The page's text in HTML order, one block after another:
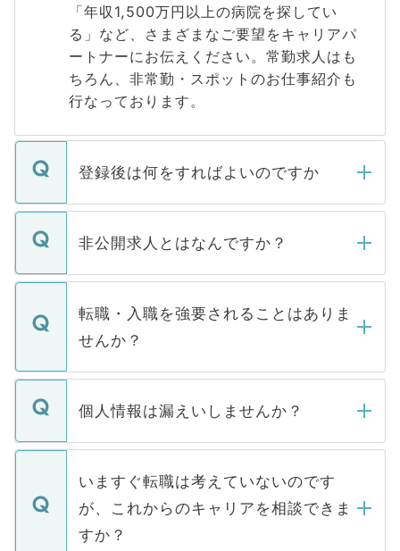
「年収1,500万円以上の病院を探してい
る」など、さまざまなご要望をキャリアパ
ートナーにお伝えください。常勤求人はも
ちろん、非常勤・スポットのお仕事紹介も
行なっております。
登録後は何をすればよいのですか
ご登録いただきましたら、弊社担当者がご
登録内容を確認し、その後メールもしくは
ます。通常、5営業日以内にはご連絡をせて
いただきますので、しばらくお待ちくださ
非公開求人とはなんですか？
マイナビDOCTORで取り扱っている求人の
うち約3割は、Webサイトからご覧いただ
けない「非公開求人」です。非公開求人は
下記の理由によって、一般には公開してい
ません。
■応募殺到を避けるため 人気のある医療機
関を公にしてしまうと、応募が殺到する場
に、医療機関が求める条件に合った人材の
みを人材紹介会社に依頼するケースが増え
ています。
転職・入職を強要されることはありま
せんか？
転職・入職を強要することは一切ありませ
ん。また、仮に応募先から内定をいただい
定を承諾する必要はありません。内定先へ
の辞退の連絡はキャリアパートナーが行い
個人情報は漏えいしませんか？
個人情報が漏えいすることはありませんの
で、ご安心ください。当サイトからの登録
などで収集したご登録者様の個人情報は、
ご本人のキャリアアップおよび転職活動の
支援を目的に使用いたします。お預かりし
いますぐ転職は考えていないのです
が、これからのキャリアを相談できま
すか？